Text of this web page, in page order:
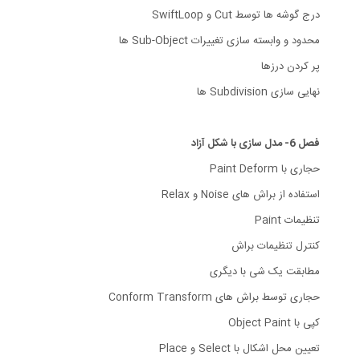
درج گوشه ها توسط Cut و SwiftLoop
محدود و وابسته سازی تغییرات Sub-Object ها
پر کردن درزها
نهایی سازی Subdivision ها
فصل 6- مدل سازی با شکل آزاد
حجاری با Paint Deform
استفاده از براش های Noise و Relax
تنظیمات Paint
کنترل تنظیمات براش
مطابقت یک شی با دیگری
حجاری توسط براش های Conform Transform
کپی با Object Paint
تعیین محل اشکال با Select و Place